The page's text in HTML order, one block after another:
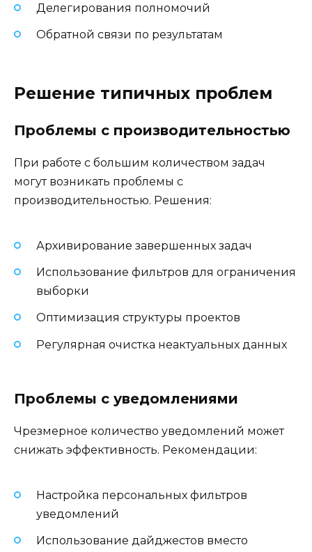
Делегирования полномочий
Обратной связи по результатам
Решение типичных проблем
Проблемы с производительностью
При работе с большим количеством задач
могут возникать проблемы с
производительностью. Решения:
Архивирование завершенных задач
Использование фильтров для ограничения
выборки
Оптимизация структуры проектов
Регулярная очистка неактуальных данных
Проблемы с уведомлениями
Чрезмерное количество уведомлений может
снижать эффективность. Рекомендации:
Настройка персональных фильтров
уведомлений
Использование дайджестов вместо